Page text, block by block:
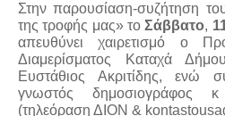
Στην παρουσίαση-συζήτηση
της τροφής μας» τοΣάββατο,
απευθύνει χαιρετισμό ο
Διαμερίσματος Καταχά
Ευστάθιος Ακριτίδης, ενώ
γνωστός δημοσιογράφος κ
(τηλεόραση ΔΙΟΝ &